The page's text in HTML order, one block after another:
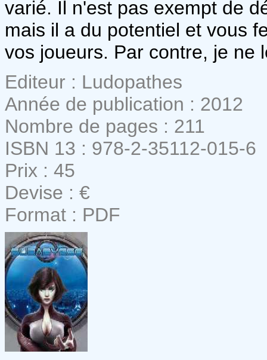
varié. Il n'est pas exempt de
mais il a du potentiel et vous
vos joueurs. Par contre, je ne
Editeur : Ludopathes
Année de publication : 2012
Nombre de pages : 211
ISBN 13 : 978-2-35112-015-6
Prix : 45
Devise : €
Format : PDF